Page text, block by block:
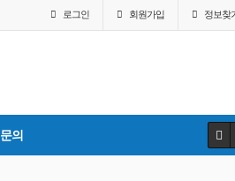
로그인 회원가입 정보찾
문의